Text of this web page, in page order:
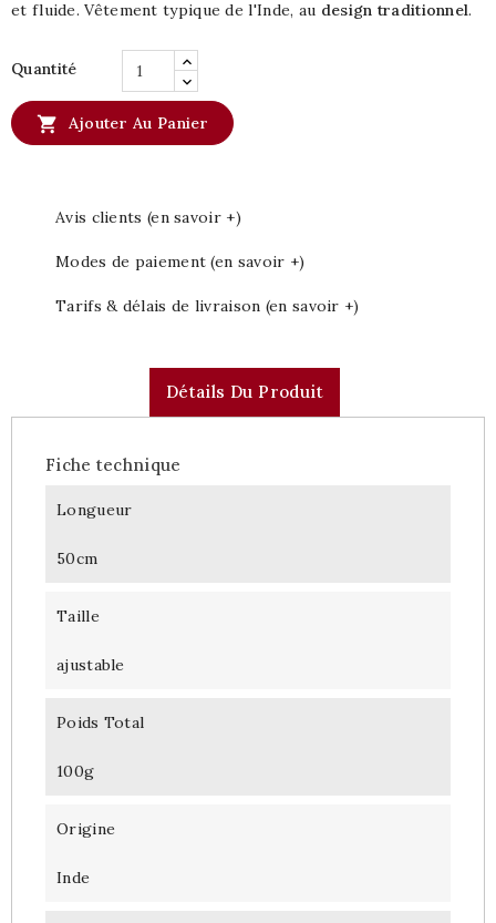
et fluide. Vêtement typique de l'Inde, au design traditionnel.
Quantité
 Ajouter Au Panier
Avis clients (en savoir +)
Modes de paiement (en savoir +)
Tarifs & délais de livraison (en savoir +)
Détails Du Produit
Fiche technique
Longueur
50cm
Taille
ajustable
Poids Total
100g
Origine
Inde